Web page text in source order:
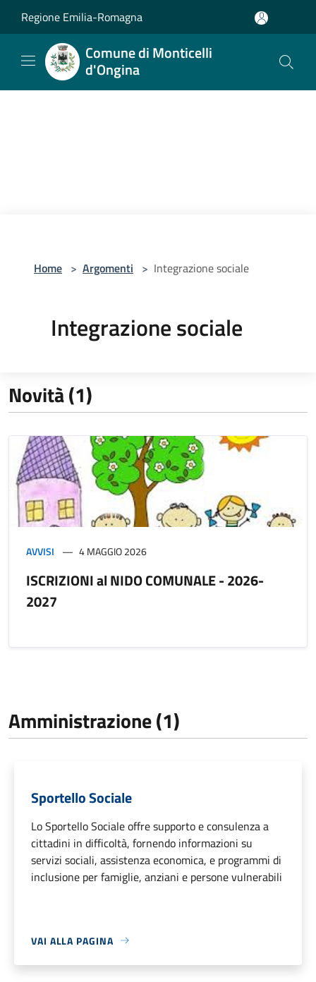
Regione Emilia-Romagna
Comune di Monticelli
d'Ongina
Home > Argomenti > Integrazione sociale
Integrazione sociale
Novità (1)
AVVISI 4 MAGGIO 2026
ISCRIZIONI al NIDO COMUNALE - 2026-
2027
Amministrazione (1)
Sportello Sociale
Lo Sportello Sociale offre supporto e consulenza a
cittadini in difficoltà, fornendo informazioni su
servizi sociali, assistenza economica, e programmi di
inclusione per famiglie, anziani e persone vulnerabili
VAI ALLA PAGINA